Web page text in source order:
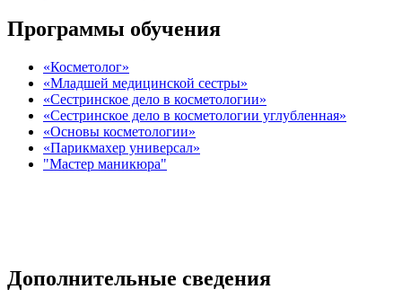
Программы обучения
«Косметолог»
«Младшей медицинской сестры»
«Сестринское дело в косметологии»
«Сестринское дело в косметологии углубленная»
«Основы косметологии»
«Парикмахер универсал»
"Мастер маникюра"
Дополнительные сведения